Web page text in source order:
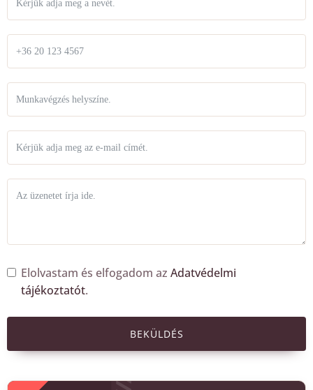
Elolvastam és elfogadom az Adatvédelmi
tájékoztatót.
BEKÜLDÉS